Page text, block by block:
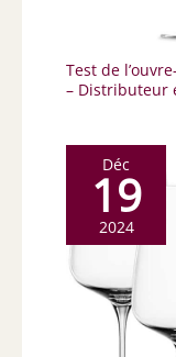
Test de
– Distributeur
Déc
19
2024